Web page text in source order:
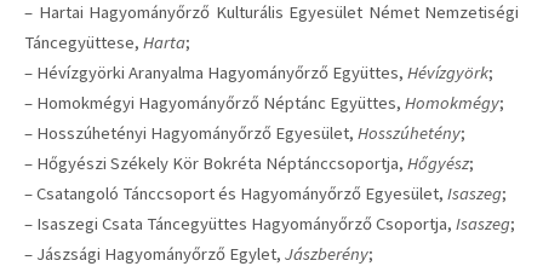
– Hartai Hagyományőrző Kulturális Egyesület Német Nemzetiségi
Táncegyüttese, Harta;
– Hévízgyörki Aranyalma Hagyományőrző Együttes, Hévízgyörk;
– Homokmégyi Hagyományőrző Néptánc Együttes, Homokmégy;
– Hosszúhetényi Hagyományőrző Egyesület, Hosszúhetény;
– Hőgyészi Székely Kör Bokréta Néptánccsoportja, Hőgyész;
– Csatangoló Tánccsoport és Hagyományőrző Egyesület, Isaszeg;
– Isaszegi Csata Táncegyüttes Hagyományőrző Csoportja, Isaszeg;
– Jászsági Hagyományőrző Egylet, Jászberény;